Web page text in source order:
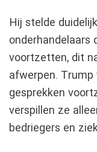
Hij stelde
onderhandelaars
voortzetten, dit
afwerpen. Trump
gesprekken
verspillen ze
bedriegers en